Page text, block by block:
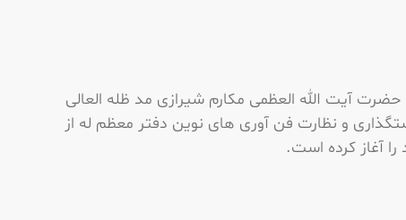
آیت الله العظمی مکارم شیرازی مد ظله العالی
و نظارت فن آوری های نوین دفتر معظم له از